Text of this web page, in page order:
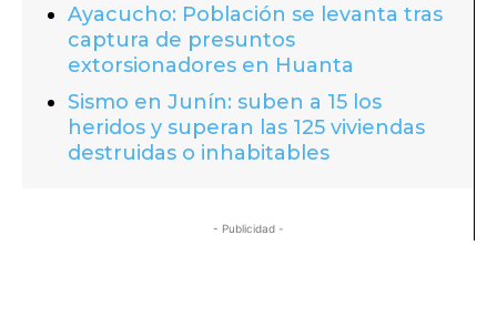
Ayacucho: Población se levanta tras
captura de presuntos
extorsionadores en Huanta
Sismo en Junín: suben a 15 los
heridos y superan las 125 viviendas
destruidas o inhabitables
- Publicidad -